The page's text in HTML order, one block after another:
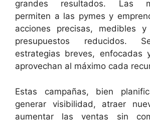
grandes resultados. Las
permiten a las pymes y
acciones precisas, medibles
presupuestos reducidos.
estrategias breves, enfocadas
aprovechan al máximo cada
Estas campañas, bien
generar visibilidad, atraer
aumentar las ventas sin